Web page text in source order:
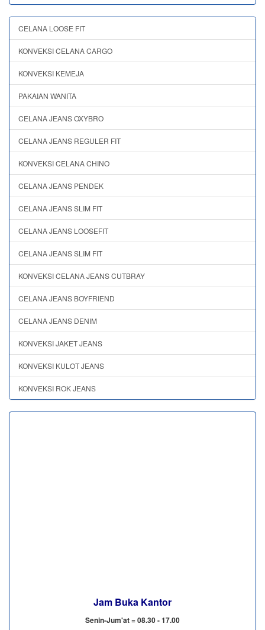
CELANA LOOSE FIT
KONVEKSI CELANA CARGO
KONVEKSI KEMEJA
PAKAIAN WANITA
CELANA JEANS OXYBRO
CELANA JEANS REGULER FIT
KONVEKSI CELANA CHINO
CELANA JEANS PENDEK
CELANA JEANS SLIM FIT
CELANA JEANS LOOSEFIT
CELANA JEANS SLIM FIT
KONVEKSI CELANA JEANS CUTBRAY
CELANA JEANS BOYFRIEND
CELANA JEANS DENIM
KONVEKSI JAKET JEANS
KONVEKSI KULOT JEANS
KONVEKSI ROK JEANS
Jam Buka Kantor
Senin-Jum'at = 08.30 - 17.00